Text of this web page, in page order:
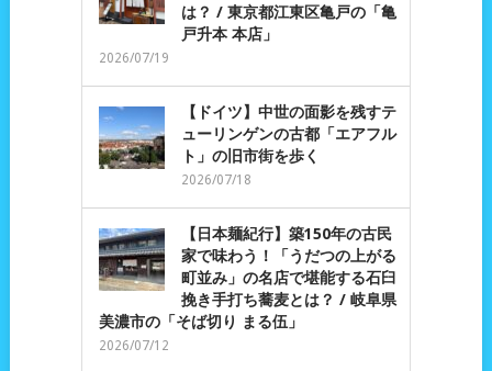
は？ / 東京都江東区亀戸の「亀
戸升本 本店」
2026/07/19
【ドイツ】中世の面影を残すテ
ューリンゲンの古都「エアフル
ト」の旧市街を歩く
2026/07/18
【日本麺紀行】築150年の古民
家で味わう！「うだつの上がる
町並み」の名店で堪能する石臼
挽き手打ち蕎麦とは？ / 岐阜県
美濃市の「そば切り まる伍」
2026/07/12